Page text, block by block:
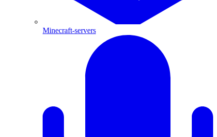
Minecraft-servers